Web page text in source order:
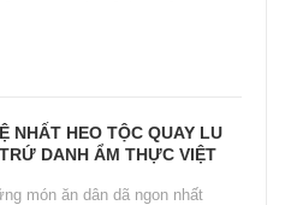
NHẤT HEO TỘC QUAY LU
DANH ẨM THỰC VIỆT
món ăn dân dã ngon nhất